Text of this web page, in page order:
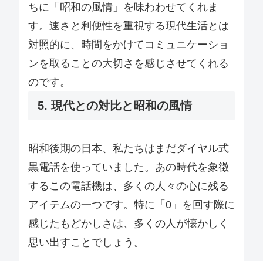
ちに「昭和の風情」を味わわせてくれま
す。速さと利便性を重視する現代生活とは
対照的に、時間をかけてコミュニケーショ
ンを取ることの大切さを感じさせてくれる
のです。
5. 現代との対比と昭和の風情
昭和後期の日本、私たちはまだダイヤル式
黒電話を使っていました。あの時代を象徴
するこの電話機は、多くの人々の心に残る
アイテムの一つです。特に「0」を回す際に
感じたもどかしさは、多くの人が懐かしく
思い出すことでしょう。